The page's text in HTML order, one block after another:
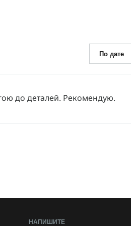
до деталей. Рекомендую.
НАПИШИТЕ